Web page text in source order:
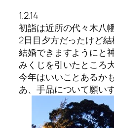
1.2.14
初詣は近所の代々木八幡
2日目夕方だったけど結
結婚できますようにと
みくじを引いたところ
今年はいいことあるか
あ、手品について願い